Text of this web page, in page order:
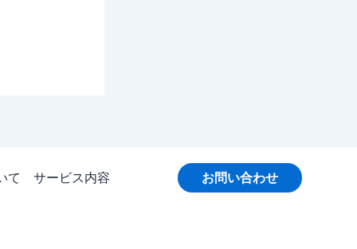
て サービス内容 お問い合わせ